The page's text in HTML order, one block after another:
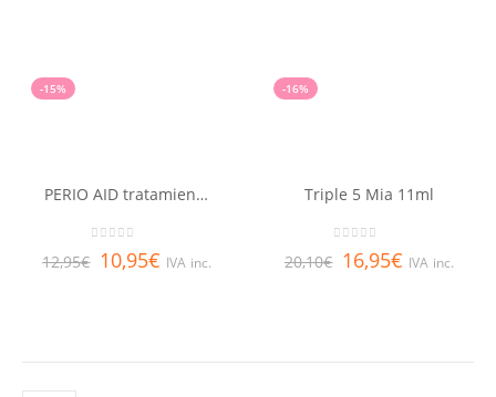
-15%
PERIO AID tratamiento, colutorio 500 ml
12,95€ 10,95€ IVA inc.
-16%
Triple 5 Mia 11ml
20,10€ 16,95€ IVA inc.